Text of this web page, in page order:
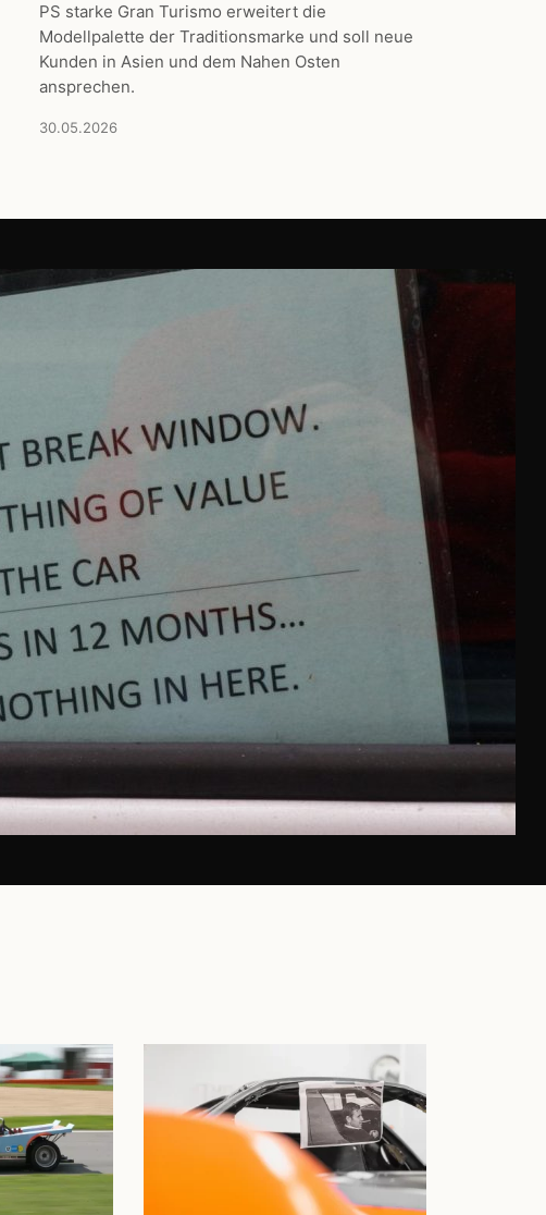
PS starke Gran Turismo erweitert die
Modellpalette der Traditionsmarke und soll neue
Kunden in Asien und dem Nahen Osten
ansprechen.
30.05.2026